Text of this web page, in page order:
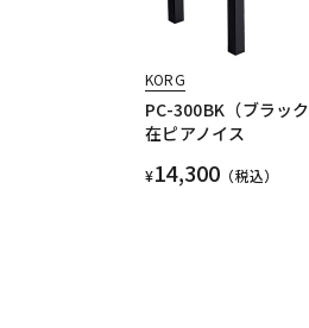
KORG
PC-300BK（ブラッ
在ピアノイス
¥14,300 （税込）